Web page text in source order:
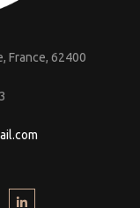
France, 62400
com